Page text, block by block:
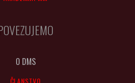
O DMS
ČLANSTVO